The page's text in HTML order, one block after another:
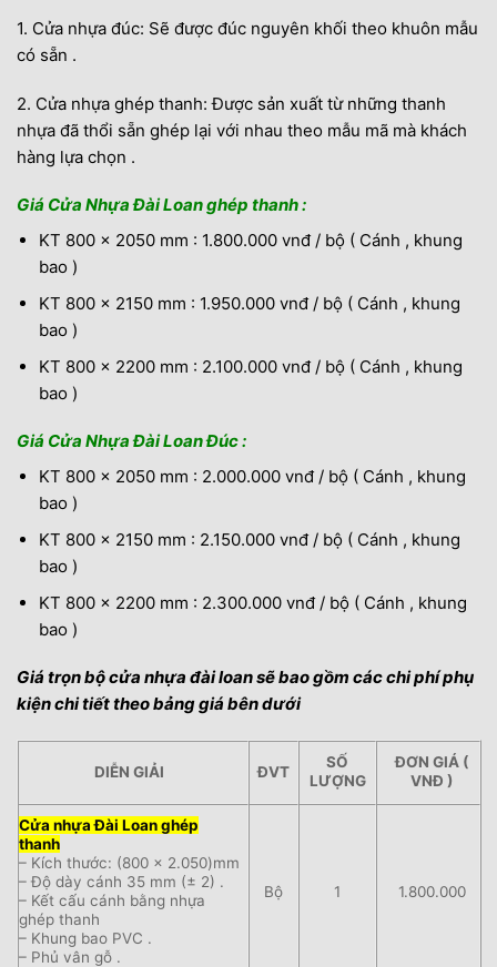
1. Cửa nhựa đúc: Sẽ được đúc nguyên khối theo khuôn mẫu
có sẵn .
2. Cửa nhựa ghép thanh: Được sản xuất từ những thanh
nhựa đã thổi sẵn ghép lại với nhau theo mẫu mã mà khách
hàng lựa chọn .
Giá Cửa Nhựa Đài Loan ghép thanh :
KT 800 x 2050 mm : 1.800.000 vnđ / bộ ( Cánh , khung
bao )
KT 800 x 2150 mm : 1.950.000 vnđ / bộ ( Cánh , khung
bao )
KT 800 x 2200 mm : 2.100.000 vnđ / bộ ( Cánh , khung
bao )
Giá Cửa Nhựa Đài Loan Đúc :
KT 800 x 2050 mm : 2.000.000 vnđ / bộ ( Cánh , khung
bao )
KT 800 x 2150 mm : 2.150.000 vnđ / bộ ( Cánh , khung
bao )
KT 800 x 2200 mm : 2.300.000 vnđ / bộ ( Cánh , khung
bao )
Giá trọn bộ cửa nhựa đài loan sẽ bao gồm các chi phí phụ
kiện chi tiết theo bảng giá bên dưới
DIỄN GIẢI ĐVT
SỐ
LƯỢNG
ĐƠN GIÁ (
VNĐ )
Cửa nhựa Đài Loan ghép
thanh
– Kích thước: (800 x 2.050)mm
– Độ dày cánh 35 mm (± 2) .
– Kết cấu cánh bằng nhựa
ghép thanh
– Khung bao PVC .
– Phủ vân gỗ .
Bộ 1 1.800.000